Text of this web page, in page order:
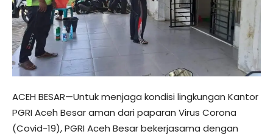
ACEH BESAR—Untuk menjaga kondisi lingkungan Kantor
PGRI Aceh Besar aman dari paparan Virus Corona
(Covid-19), PGRI Aceh Besar bekerjasama dengan